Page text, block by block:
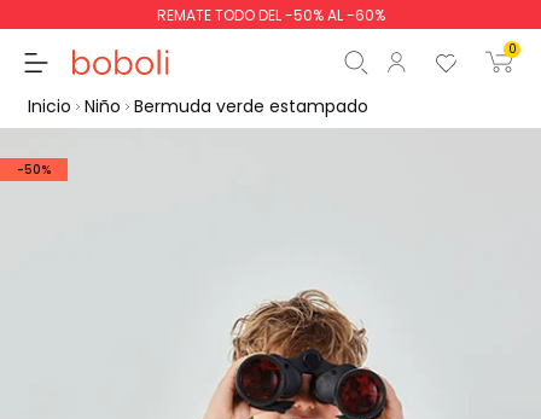
REMATE TODO DEL -50% AL -60%
0
Comenzar pedido
Inicio Niño Bermuda verde estampado
-50%